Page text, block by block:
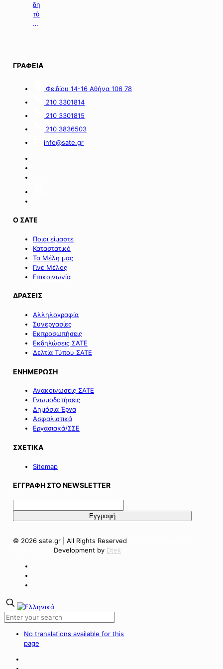
σε
επιχειρήσεις
της
Σαμοθράκης».
δημοσιευμάτων
τύπου
της
ΓΡΑΦΕΙΑ
Φειδίου 14-16 Αθήνα 106 78
210 3301814
210 3301815
210 3836503
info@sate.gr
Ο ΣΑΤΕ
Ποιοι είμαστε
Καταστατικό
Τα Μέλη μας
Γίνε Μέλος
Επικοινωνία
ΔΡΑΣΕΙΣ
Αλληλογραφία
Συνεργασίες
Εκπροσωπήσεις
Εκδηλώσεις ΣΑΤΕ
Δελτία Τύπου ΣΑΤΕ
ΕΝΗΜΕΡΩΣΗ
Ανακοινώσεις ΣΑΤΕ
Γνωμοδοτήσεις
Δημόσια Έργα
Ασφαλιστικά
Εργασιακά/ΣΣΕ
ΣΧΕΤΙΚΑ
Sitemap
ΕΓΓΡΑΦΗ ΣΤΟ NEWSLETTER
© 2026 sate.gr | All Rights Reserved
Development by Dtek
No translations available for this
page